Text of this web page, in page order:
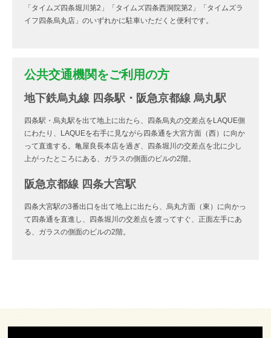
「タイムズ四条堀川第2」「タイムズ四条西洞院第2」「タイムズラ
イフ四条烏丸店」のいずれかに駐車いただくと便利です。
公共交通機関をご利用の方
地下鉄烏丸線 四条駅・阪急京都線 烏丸駅
四条駅・烏丸駅を出て地上に出たら、四条烏丸の交差点をLAQUE側
にわたり、LAQUEを右手に見ながら四条通を大宮方面（西）に向か
って直進する。亀屋良長本店を過ぎ、四条堀川の交差点を北に少し
上がったところにある、ガラスの側面のビルの2階。
阪急京都線 四条大宮駅
四条大宮駅の3番出口を出て地上に出たら、烏丸方面（東）に向かっ
て四条通を直進し、四条堀川の交差点を渡ってすぐ、正面左手にあ
る、ガラスの側面のビルの2階。